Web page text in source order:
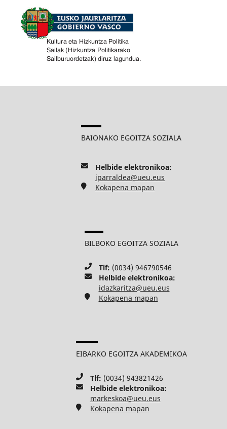
BAIONAKO EGOITZA SOZIALA
Helbide elektronikoa:
iparraldea@ueu.eus
Kokapena mapan
BILBOKO EGOITZA SOZIALA
Tlf: (0034) 946790546
Helbide elektronikoa:
idazkaritza@ueu.eus
Kokapena mapan
EIBARKO EGOITZA AKADEMIKOA
Tlf: (0034) 943821426
Helbide elektronikoa:
markeskoa@ueu.eus
Kokapena mapan